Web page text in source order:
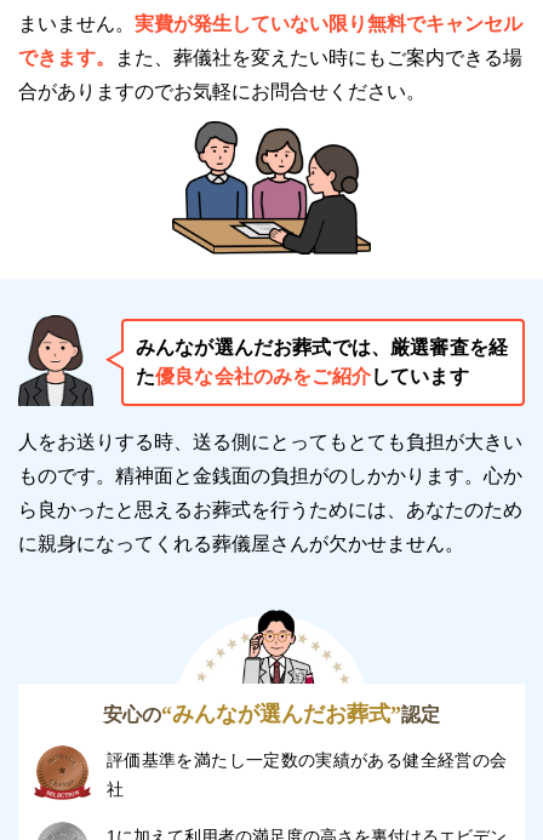
まいません。 実費が発生していない限り無料でキャンセル
できます。
また、葬儀社を変えたい時にもご案内できる場
合がありますのでお気軽にお問合せください。
みんなが選んだお葬式では、厳選審査を経
た優良な会社のみをご紹介しています
人をお送りする時、送る側にとってもとても負担が大きい
ものです。精神面と金銭面の負担がのしかかります。 心か
ら良かったと思えるお葬式を行うためには、あなたのため
に親身になってくれる葬儀屋さんが欠かせません。
安心の“みんなが選んだお葬式”認定
評価基準を満たし一定数の実績がある健全経営の会
社